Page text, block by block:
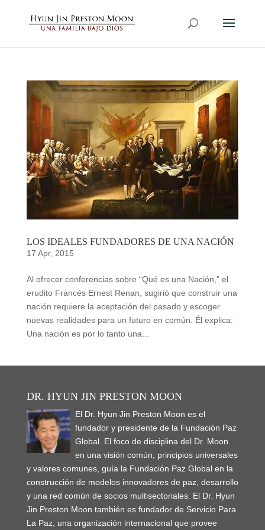
LOS IDEALES FUNDADORES DE UNA NACIÓN
17 Apr, 2015
Al ofrecer conferencias sobre “Qué es una Nación,” el
erudito Francés Ernest Renan, sugirió que construir una
nación requiere la aceptación del pasado y escoger
nuevas realidades para un futuro en común. Él explica:
Una nación es por lo tanto una...
DR. HYUN JIN PRESTON MOON
El Dr. Hyun Jin Preston Moon es el
fundador y presidente de la Fundación Paz
Global. El foco de disciplina del Dr. Moon
en una visión común, principios universales
y valores comunes, guía la Fundación Paz Global en la
construcción de modelos innovadores de paz, desarrollo
y una red común de socios multisectoriales. El Dr. Hyun
Jin Preston Moon también es fundador de Servicio Para
La Paz, una organización internacional que provee